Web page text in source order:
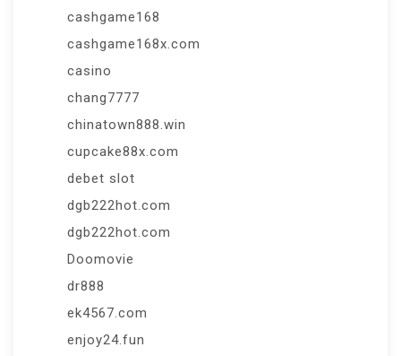
cashgame168
cashgame168x.com
casino
chang7777
chinatown888.win
cupcake88x.com
debet slot
dgb222hot.com
dgb222hot.com
Doomovie
dr888
ek4567.com
enjoy24.fun